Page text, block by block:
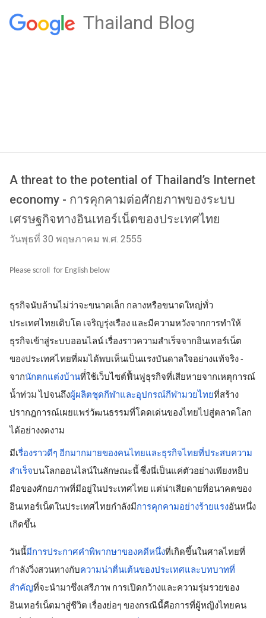
Thailand Blog
A threat to the potential of Thailand’s Internet
economy - การคุกคามต่อศักยภาพของระบบ
เศรษฐกิจทางอินเทอร์เน็ตของประเทศไทย
วันพุธที่ 30 พฤษภาคม พ.ศ. 2555
Please scroll  for English below
ธุรกิจนับล้านไม่ว่าจะขนาดเล็ก กลางหรือขนาดใหญ่ทั่ว
ประเทศไทยเติบโต เจริญรุ่งเรือง และมีความหวังจากการทำให้
ธุรกิจเข้าสู่ระบบออนไลน์ เรื่องราวความสำเร็จจากอินเทอร์เน็ต
ของประเทศไทยที่ผมได้พบเห็นเป็นแรงบันดาลใจอย่างแท้จริง -
จากนักตกแต่งบ้านที่่ใช้เว็บไซต์ฟื้นฟูธุรกิจที่เสียหายจากเหตุการณ์
น้ำท่วม ไปจนถึงผู้ผลิตชุดกีฬาและอุปกรณ์กีฬามวยไทยที่สร้าง
ปรากฎการณ์เผยแพร่วัฒนธรรมที่โดดเด่นของไทยไปสู่ตลาดโลก
ได้อย่างงดงาม
มีเรื่องราวดีๆ อีกมากมายของคนไทยและธุรกิจไทยที่ประสบความ
สำเร็จบนโลกออนไลน์ในลักษณะนี้ ซึ่งนี่เป็นแค่ตัวอย่างเพียงหยิบ
มือของศักยภาพที่มีอยู่ในประเทศไทย แต่น่าเสียดายที่อนาคตของ
อินเทอร์เน็ตในประเทศไทยกำลังมีการคุกคามอย่างร้ายแรงอันหนึ่ง
เกิดขึ้น
วันนี้มีการประกาศคำพิพากษาของคดีหนึ่งที่เกิดขึ้นในศาลไทยที่
กำลังวิ่งสวนทางกับความน่าตื่นเต้นของประเทศและบทบาทที่
สำคัญที่จะนำมาซึ่งเสรีภาพ การเปิดกว้างและความรุ่มรวยของ
อินเทอร์เน็ตมาสู่ชีวิต เรื่องย่อๆ ของกรณีนี้คือการที่ผู้หญิงไทยคน